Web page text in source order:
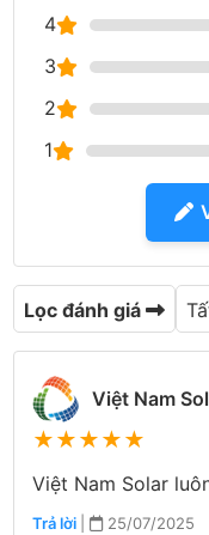
4
3
2
1
Lọc đánh giá
Việt Nam
★★★★★
Việt Nam Solar
Trả lời | 25/07/2025